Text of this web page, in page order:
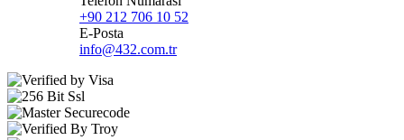
+90 212 706 10 52
E-Posta
info@432.com.tr